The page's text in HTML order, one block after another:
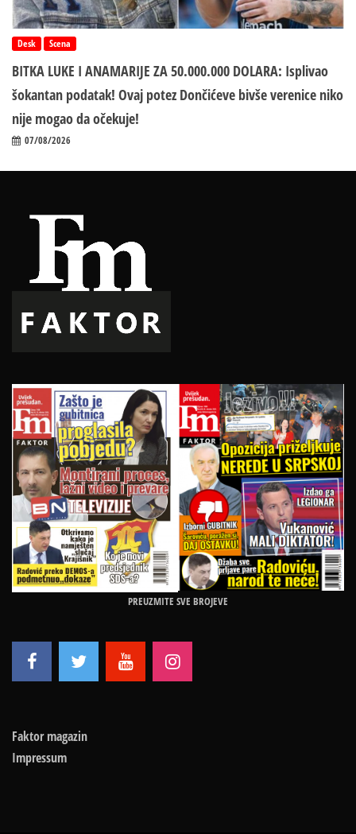
Desk Scena
BITKA LUKE I ANAMARIJE ZA 50.000.000 DOLARA: Isplivao
šokantan podatak! Ovaj potez Dončićeve bivše verenice niko
nije mogao da očekuje!
07/08/2026
PREUZMITE SVE BROJEVE
Faktor magazin
Impressum